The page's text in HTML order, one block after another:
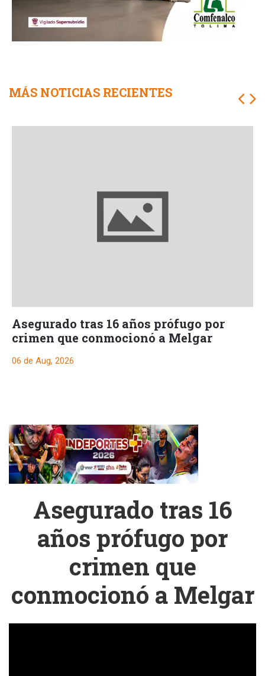
MÁS NOTICIAS RECIENTES
Asegurado tras 16 años prófugo por
crimen que conmocionó a Melgar
06 de Aug, 2026
Asegurado tras 16
años prófugo por
crimen que
conmocionó a Melgar